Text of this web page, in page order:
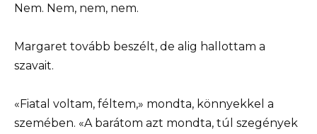
Nem. Nem, nem, nem.
Margaret tovább beszélt, de alig hallottam a
szavait.
«Fiatal voltam, féltem,» mondta, könnyekkel a
szemében. «A barátom azt mondta, túl szegények